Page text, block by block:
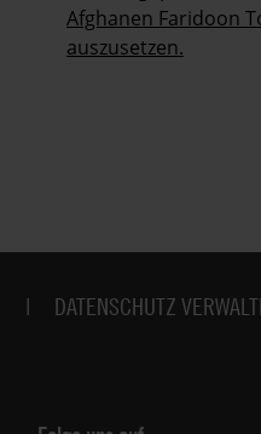
Afghanen Faridoon
auszusetzen.
DATENSCHUTZ